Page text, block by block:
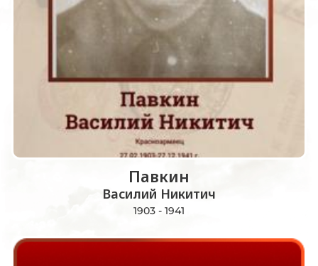
Павкин
Василий Никитич
1903 - 1941